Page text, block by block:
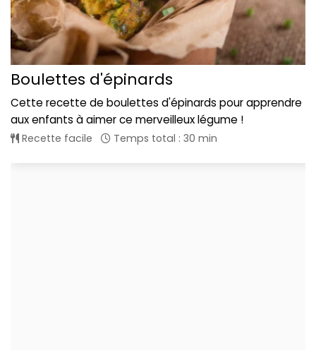
Boulettes d'épinards
Cette recette de boulettes d'épinards pour apprendre
aux enfants à aimer ce merveilleux légume !
Recette facile Temps total : 30 min